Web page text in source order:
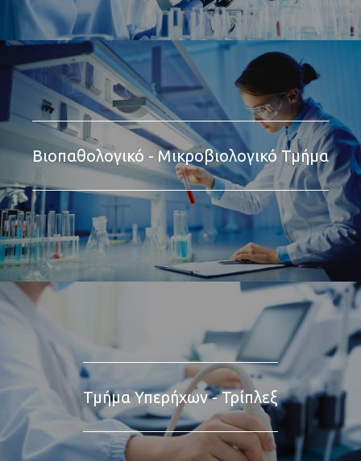
Βιοπαθολογικό - Μικροβιολογικό Τμήμα
Τμήμα Υπερήχων - Τρίπλεξ